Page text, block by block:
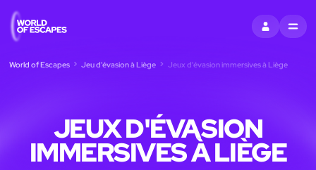
S'INSCRIREMENU
World of Escapes Jeu d'évasion à Liège Jeux d'évasion immersives à Liège
JEUX D'ÉVASION
IMMERSIVES À LIÈGE